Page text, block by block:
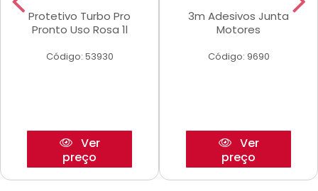
Protetivo Turbo Pro
Pronto Uso Rosa 1l
Código: 53930
Ver
preço
3m Adesivos Junta
Motores
Código: 9690
Ver
preço